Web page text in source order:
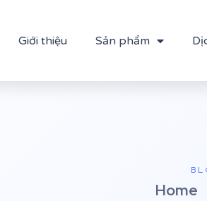
Giới thiệu Sản phẩm
Home